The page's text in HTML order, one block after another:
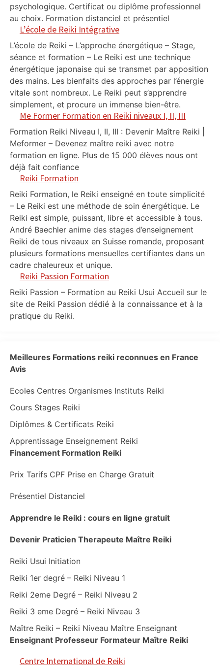
psychologique. Certificat ou diplôme professionnel
au choix. Formation distanciel et présentiel
L’école de Reiki Intégrative
L’école de Reiki – L’approche énergétique – Stage,
séance et formation – Le Reiki est une technique
énergétique japonaise qui se transmet par apposition
des mains. Les bienfaits des approches par l’énergie
vitale sont nombreux. Le Reiki peut s’apprendre
simplement, et procure un immense bien-être.
Me Former Formation en Reiki niveaux I, II, III
Formation Reiki Niveau I, II, III : Devenir Maître Reiki |
Meformer – Devenez maître reiki avec notre
formation en ligne. Plus de 15 000 élèves nous ont
déjà fait confiance
Reiki Formation
Reiki Formation, le Reiki enseigné en toute simplicité
– Le Reiki est une méthode de soin énergétique. Le
Reiki est simple, puissant, libre et accessible à tous.
André Baechler anime des stages d’enseignement
Reiki de tous niveaux en Suisse romande, proposant
plusieurs formations mensuelles certifiantes dans un
cadre chaleureux et unique.
Reiki Passion Formation
Reiki Passion – Formation au Reiki Usui Accueil sur le
site de Reiki Passion dédié à la connaissance et à la
pratique du Reiki.
Meilleures Formations reiki reconnues en France
Avis
Ecoles Centres Organismes Instituts Reiki
Cours Stages Reiki
Diplômes & Certificats Reiki
Apprentissage Enseignement Reiki
Financement Formation Reiki
Prix Tarifs CPF Prise en Charge Gratuit
Présentiel Distanciel
Apprendre le Reiki : cours en ligne gratuit
Devenir Praticien Therapeute Maître Reiki
Reiki Usui Initiation
Reiki 1er degré – Reiki Niveau 1
Reiki 2eme Degré – Reiki Niveau 2
Reiki 3 eme Degré – Reiki Niveau 3
Maître Reiki – Reiki Niveau Maître Enseignant
Enseignant Professeur Formateur Maître Reiki
Centre International de Reiki